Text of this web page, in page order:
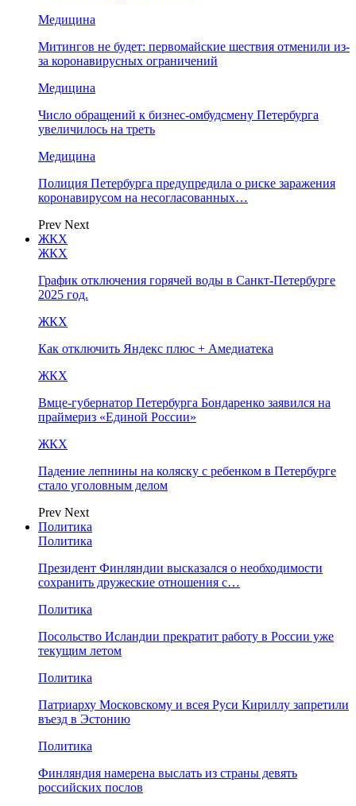
Медицина
Митингов не будет: первомайские шествия отменили из-
за коронавирусных ограничений
Медицина
Число обращений к бизнес-омбудсмену Петербурга
увеличилось на треть
Медицина
Полиция Петербурга предупредила о риске заражения
коронавирусом на несогласованных…
Prev Next
ЖКХ
ЖКХ
График отключения горячей воды в Санкт-Петербурге
2025 год.
ЖКХ
Как отключить Яндекс плюс + Амедиатека
ЖКХ
Вмце-губернатор Петербурга Бондаренко заявился на
праймериз «Единой России»
ЖКХ
Падение лепнины на коляску с ребенком в Петербурге
стало уголовным делом
Prev Next
Политика
Политика
Президент Финляндии высказался о необходимости
сохранить дружеские отношения с…
Политика
Посольство Исландии прекратит работу в России уже
текущим летом
Политика
Патриарху Московскому и всея Руси Кириллу запретили
въезд в Эстонию
Политика
Финляндия намерена выслать из страны девять
российских послов